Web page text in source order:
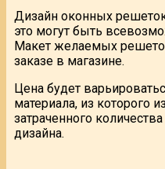
Дизайн оконных
это могут быть
Макет желаемых
заказе в магазине.
Цена будет
материала, из которого
затраченного
дизайна.